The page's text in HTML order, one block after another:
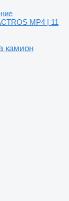
MP4 | 11
камион